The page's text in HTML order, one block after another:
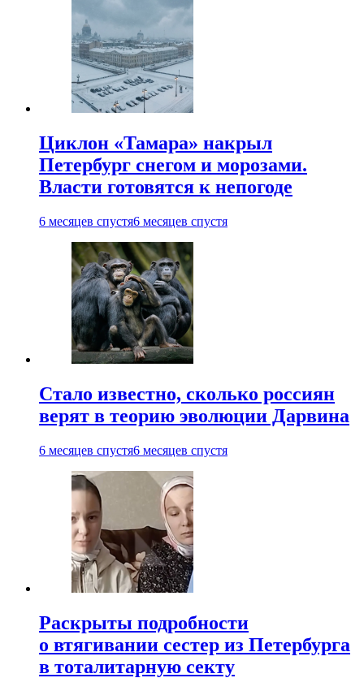
Циклон «Тамара» накрыл
Петербург снегом и морозами.
Власти готовятся к непогоде
6 месяцев спустя6 месяцев спустя
Стало известно, сколько россиян
верят в теорию эволюции Дарвина
6 месяцев спустя6 месяцев спустя
Раскрыты подробности
о втягивании сестер из Петербурга
в тоталитарную секту